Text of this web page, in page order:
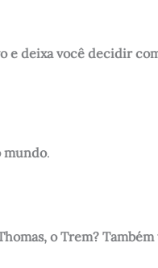
e deixa você decidir
mundo.
o Trem?